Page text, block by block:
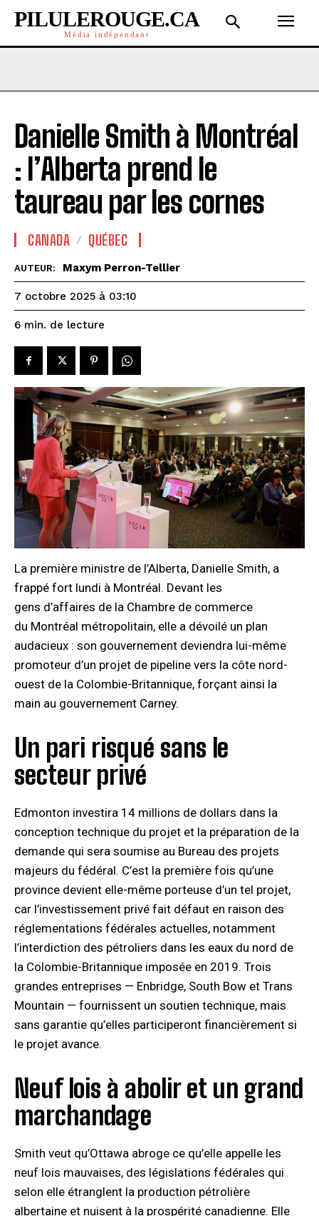
PILULEROUGE.CA
Média indépendant
Danielle Smith à Montréal
: l’Alberta prend le
taureau par les cornes
CANADA QUÉBEC
AUTEUR: Maxym Perron-Tellier
7 octobre 2025 à 03:10
6 min. de lecture
La première ministre de l’Alberta, Danielle Smith, a
frappé fort lundi à Montréal. Devant les
gens d’affaires de la Chambre de commerce
du Montréal métropolitain, elle a dévoilé un plan
audacieux : son gouvernement deviendra lui-même
promoteur d’un projet de pipeline vers la côte nord-
ouest de la Colombie-Britannique, forçant ainsi la
main au gouvernement Carney.
Un pari risqué sans le
secteur privé
Edmonton investira 14 millions de dollars dans la
conception technique du projet et la préparation de la
demande qui sera soumise au Bureau des projets
majeurs du fédéral. C’est la première fois qu’une
province devient elle-même porteuse d’un tel projet,
car l’investissement privé fait défaut en raison des
réglementations fédérales actuelles, notamment
l’interdiction des pétroliers dans les eaux du nord de
la Colombie-Britannique imposée en 2019. Trois
grandes entreprises — Enbridge, South Bow et Trans
Mountain — fournissent un soutien technique, mais
sans garantie qu’elles participeront financièrement si
le projet avance.
Neuf lois à abolir et un grand
marchandage
Smith veut qu’Ottawa abroge ce qu’elle appelle les
neuf lois mauvaises, des législations fédérales qui
selon elle étranglent la production pétrolière
albertaine et nuisent à la prospérité canadienne. Elle